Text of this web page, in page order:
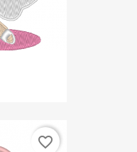
favorite_border